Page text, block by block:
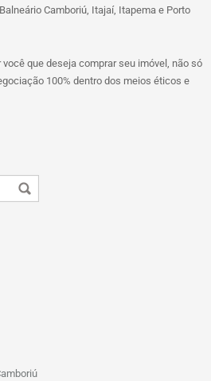
Camboriú, Itajaí, Itapema e Porto
que deseja comprar seu imóvel, não só
100% dentro dos meios éticos e